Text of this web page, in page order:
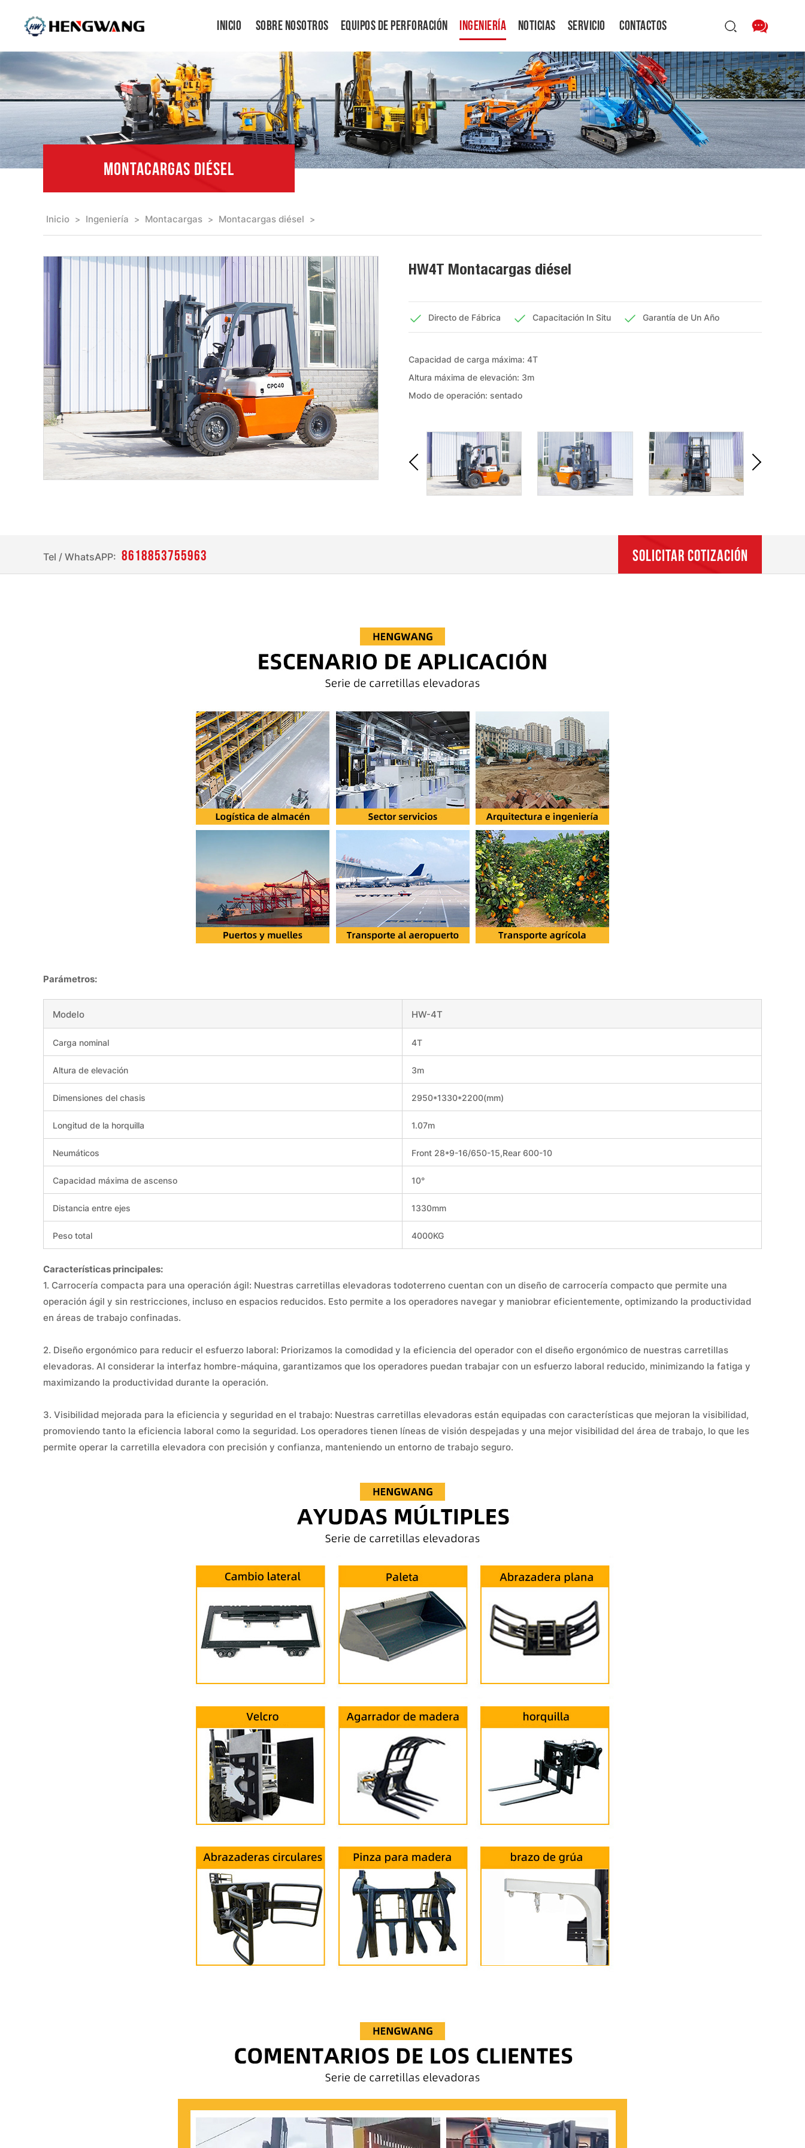
Inicio Sobre Nosotros Equipos De Perforación Ingeniería Noticias Servicio Contactos
MONTACARGAS DIÉSEL
Inicio > Ingeniería > Montacargas > Montacargas diésel >
HW4T Montacargas diésel
Directo de Fábrica Capacitación In Situ Garantía de Un Año
Capacidad de carga máxima: 4T
Altura máxima de elevación: 3m
Modo de operación: sentado
Tel / WhatsAPP: 8618853755963 SOLICITAR COTIZACIÓN
Parámetros:
Modelo HW-4T
Carga nominal 4T
Altura de elevación 3m
Dimensiones del chasis 2950*1330*2200(mm)
Longitud de la horquilla 1.07m
Neumáticos Front 28*9-16/650-15,Rear 600-10
Capacidad máxima de ascenso 10°
Distancia entre ejes 1330mm
Peso total 4000KG
Características principales:
1. Carrocería compacta para una operación ágil: Nuestras carretillas elevadoras todoterreno cuentan con un diseño de carrocería compacto que permite una
operación ágil y sin restricciones, incluso en espacios reducidos. Esto permite a los operadores navegar y maniobrar eficientemente, optimizando la productividad
en áreas de trabajo confinadas.
2. Diseño ergonómico para reducir el esfuerzo laboral: Priorizamos la comodidad y la eficiencia del operador con el diseño ergonómico de nuestras carretillas
elevadoras. Al considerar la interfaz hombre-máquina, garantizamos que los operadores puedan trabajar con un esfuerzo laboral reducido, minimizando la fatiga y
maximizando la productividad durante la operación.
3. Visibilidad mejorada para la eficiencia y seguridad en el trabajo: Nuestras carretillas elevadoras están equipadas con características que mejoran la visibilidad,
promoviendo tanto la eficiencia laboral como la seguridad. Los operadores tienen líneas de visión despejadas y una mejor visibilidad del área de trabajo, lo que les
permite operar la carretilla elevadora con precisión y confianza, manteniendo un entorno de trabajo seguro.